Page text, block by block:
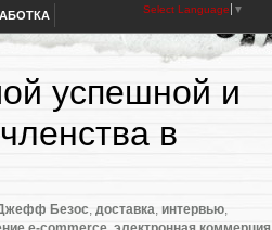
Select Language ▼
успешной и
в
Безос, доставка, интервью,